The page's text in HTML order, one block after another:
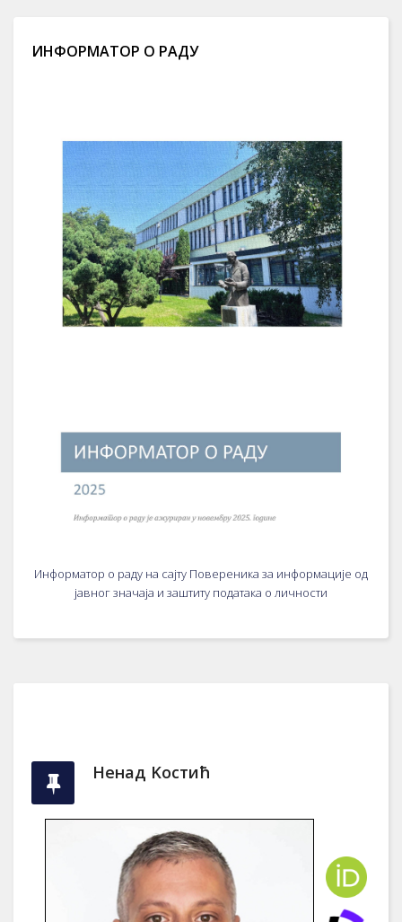
ИНФОРМАТОР О РАДУ
Информатор о раду на сајту Повереника за информације од
јавног значаја и заштиту података о личности
Ненад Kостић